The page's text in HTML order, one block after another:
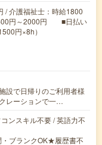
/ 介護福祉士：時給1800
円～2000円 ■日払い
円×8h）
設で日帰りのご利用者様
レーションで一…
ンスキル不要 / 英語力不
ブランクOK★履歴書不